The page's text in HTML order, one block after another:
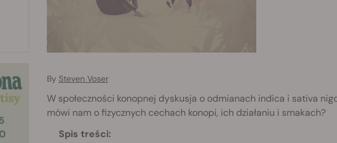
By Steven Voser
W społeczności konopnej dyskusja o odmianach indica i sativa
mówi nam o fizycznych cechach konopi, ich działaniu i smakach?
Spis treści: